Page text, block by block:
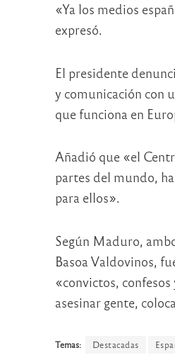
«Ya los medios
expresó.
El presidente
y comunicación con
que funciona en
Añadió que «el
partes del mundo,
para ellos».
Según Maduro,
Basoa Valdovinos,
«convictos,
asesinar gente,
Temas: Destacadas